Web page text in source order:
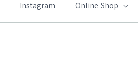
Instagram Online-Shop